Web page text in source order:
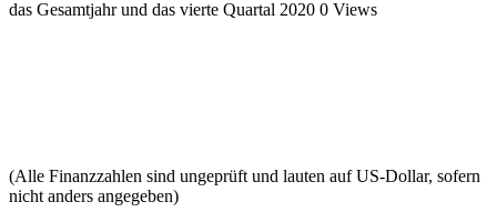
das Gesamtjahr und das vierte Quartal 2020 0 Views
(Alle Finanzzahlen sind ungeprüft und lauten auf US-Dollar, sofern
nicht anders angegeben)